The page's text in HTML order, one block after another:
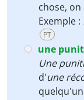
chose,
Exemple :
PT
une
Une
d'une